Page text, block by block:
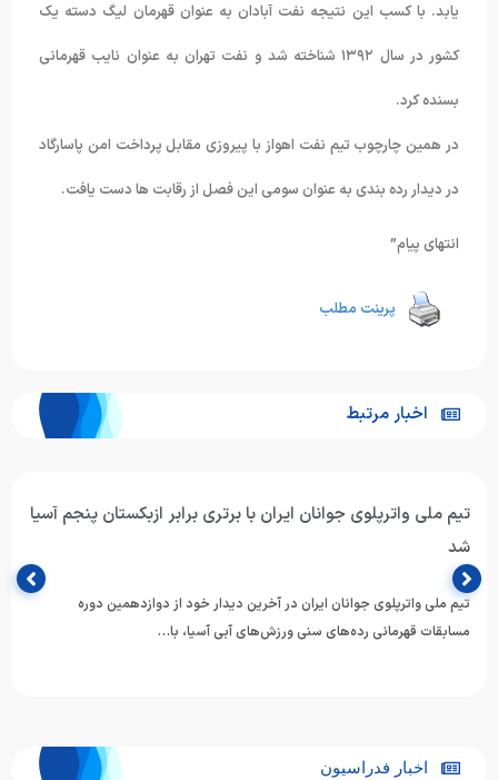
یابد. با کسب این نتیجه نفت آبادان به عنوان قهرمان لیگ دسته یک
کشور در سال ۱۳۹۲ شناخته شد و نفت تهران به عنوان نایب قهرمانی
بسنده کرد.
در همین چارچوب تیم نفت اهواز با پیروزی مقابل پرداخت امن پاسارگاد
در دیدار رده بندی به عنوان سومی این فصل از رقابت ها دست یافت.
انتهای پیام”
پرینت مطلب
اخبار مرتبط
تیم ملی واترپلوی جوانان ایران با برتری برابر ازبکستان پنجم آسیا
شد
تیم ملی واترپلوی جوانان ایران در آخرین دیدار خود از دوازدهمین دوره
مسابقات قهرمانی رده‌های سنی ورزش‌های آبی آسیا، با…
اخبار فدراسیون